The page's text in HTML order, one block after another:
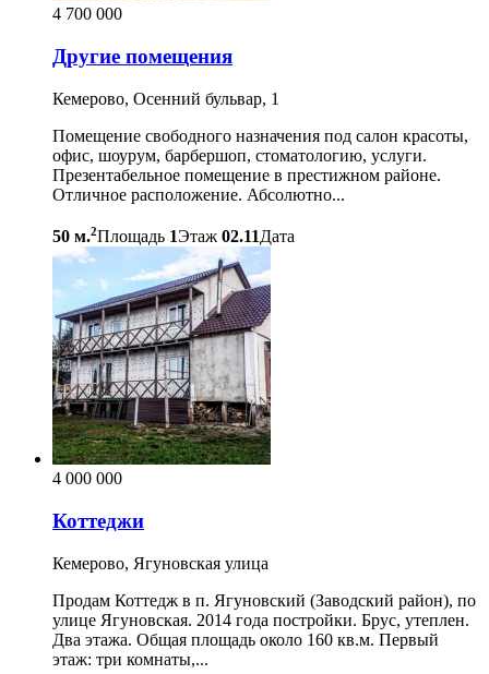
4 700 000
Другие помещения
Кемерово, Осенний бульвар, 1
Помещение свободного назначения под салон красоты,
офис, шоурум, барбершоп, стоматологию, услуги.
Презентабельное помещение в престижном районе.
Отличное расположение. Абсолютно...
50 м.2Площадь 1Этаж 02.11Дата
4 000 000
Коттеджи
Кемерово, Ягуновская улица
Продам Коттедж в п. Ягуновский (Заводский район), по
улице Ягуновская. 2014 года постройки. Брус, утеплен.
Два этажа. Общая площадь около 160 кв.м. Первый
этаж: три комнаты,...